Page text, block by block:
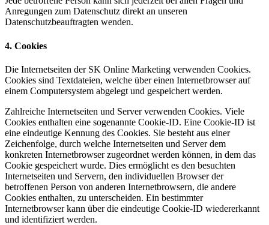
Anregungen zum Datenschutz direkt an unseren
Datenschutzbeauftragten wenden.
4. Cookies
Die Internetseiten der SK Online Marketing verwenden Cookies.
Cookies sind Textdateien, welche über einen Internetbrowser auf
einem Computersystem abgelegt und gespeichert werden.
Zahlreiche Internetseiten und Server verwenden Cookies. Viele
Cookies enthalten eine sogenannte Cookie-ID. Eine Cookie-ID ist
eine eindeutige Kennung des Cookies. Sie besteht aus einer
Zeichenfolge, durch welche Internetseiten und Server dem
konkreten Internetbrowser zugeordnet werden können, in dem das
Cookie gespeichert wurde. Dies ermöglicht es den besuchten
Internetseiten und Servern, den individuellen Browser der
betroffenen Person von anderen Internetbrowsern, die andere
Cookies enthalten, zu unterscheiden. Ein bestimmter
Internetbrowser kann über die eindeutige Cookie-ID wiedererkannt
und identifiziert werden.